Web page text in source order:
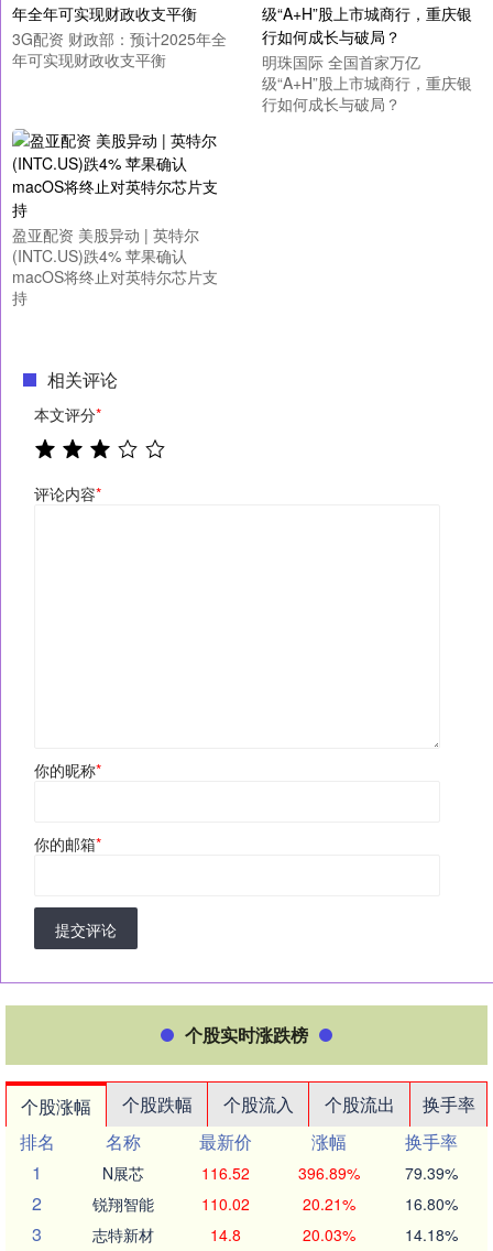
3G配资 财政部：预计2025年全
年可实现财政收支平衡
明珠国际 全国首家万亿
级“A+H”股上市城商行，重庆银
行如何成长与破局？
盈亚配资 美股异动 | 英特尔
(INTC.US)跌4% 苹果确认
macOS将终止对英特尔芯片支
持
相关评论
本文评分*
评论内容*
你的昵称*
你的邮箱*
提交评论
个股实时涨跌榜
个股涨幅 个股跌幅 个股流入 个股流出
换手率
排名
名称 最新价 涨幅
换手率
1
N展芯 116.52 396.89% 79.39%
2 锐翔智能 110.02 20.21% 16.80%
3 志特新材 14.8 20.03% 14.18%